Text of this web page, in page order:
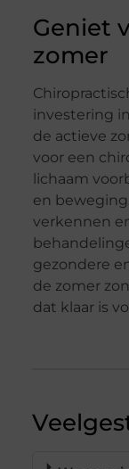
Geniet
zomer
investering
de actieve
voor een
lichaam
en
verkennen
gezondere
de zomer
dat klaar is